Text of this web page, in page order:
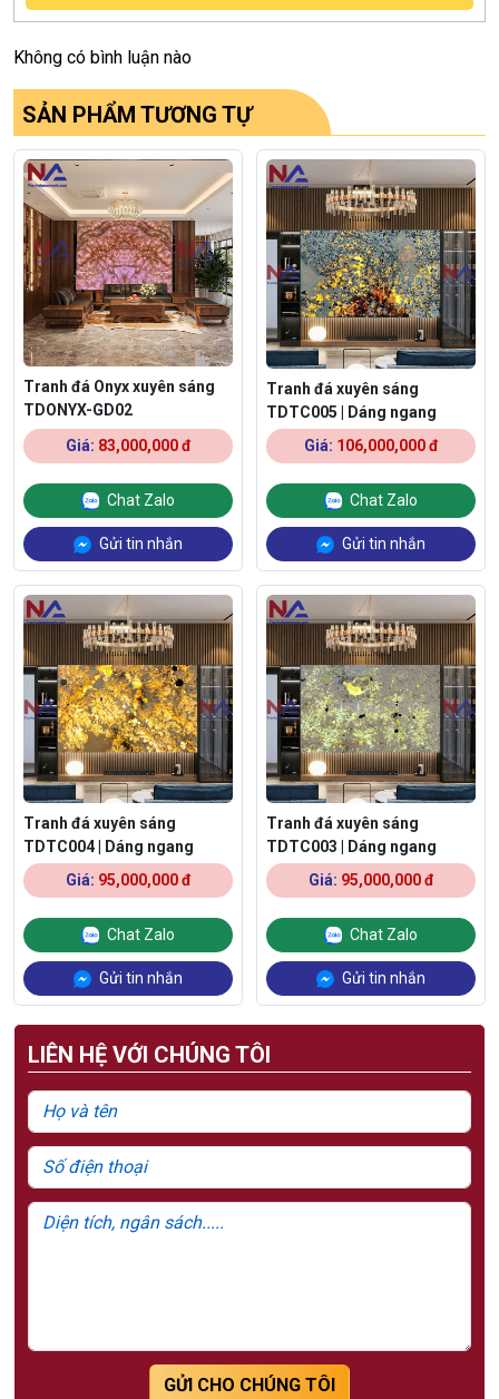
Không có bình luận nào
SẢN PHẨM TƯƠNG TỰ
Tranh đá Onyx xuyên sáng
TDONYX-GD02
Giá: 83,000,000 đ
Chat Zalo
Gửi tin nhắn
Tranh đá xuyên sáng
TDTC005 | Dáng ngang
Giá: 106,000,000 đ
Chat Zalo
Gửi tin nhắn
Tranh đá xuyên sáng
TDTC004 | Dáng ngang
Giá: 95,000,000 đ
Chat Zalo
Gửi tin nhắn
Tranh đá xuyên sáng
TDTC003 | Dáng ngang
Giá: 95,000,000 đ
Chat Zalo
Gửi tin nhắn
LIÊN HỆ VỚI CHÚNG TÔI
GỬI CHO CHÚNG TÔI